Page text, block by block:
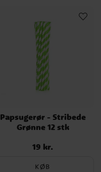
Papsugerør - Stribede
Grønne 12 stk
Pris: 19 kr.
19 kr.
KØB